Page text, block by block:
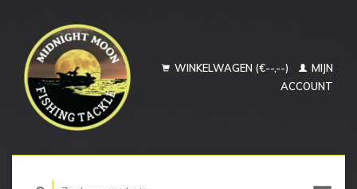
WINKELWAGEN (€--,--)
MIJN
ACCOUNT